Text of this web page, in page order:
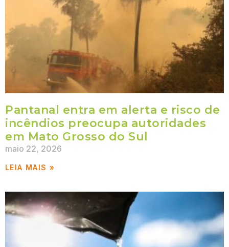
Pantanal entra em alerta e risco de
incêndios preocupa autoridades
em Mato Grosso do Sul
maio 22, 2026
LEIA MAIS »